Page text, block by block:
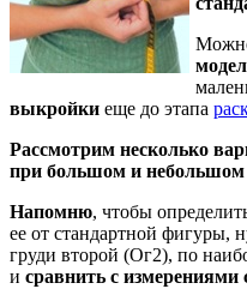
выкройки еще до этапа
Рассмотрим несколько
при большом и небольшом
Напомню, чтобы
ее от стандартной фигуры,
груди второй (Ог2), по
и сравнить с